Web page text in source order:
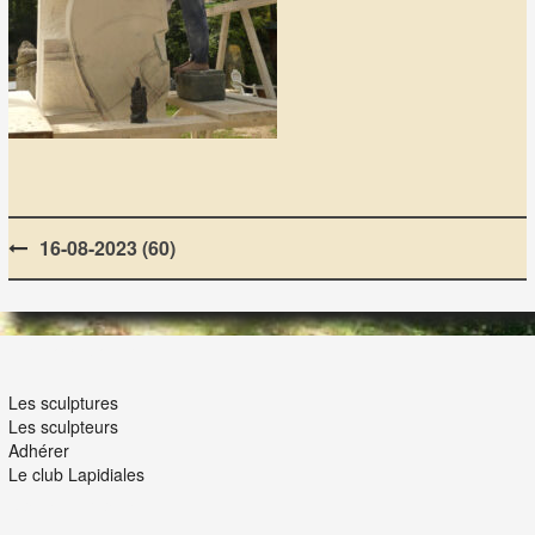
Post
navigation
16-08-2023 (60)
Les sculptures
Les sculpteurs
Adhérer
Le club Lapidiales